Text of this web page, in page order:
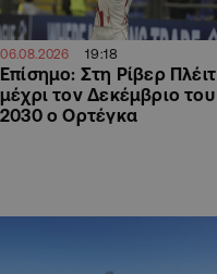
06.08.2026 19:18
Επίσημο: Στη Ρίβερ Πλέιτ
μέχρι τον Δεκέμβριο του
2030 ο Ορτέγκα